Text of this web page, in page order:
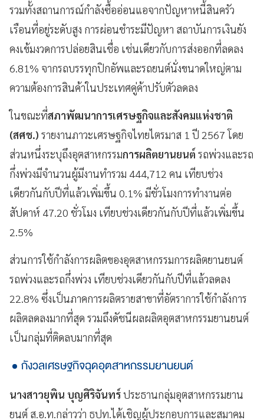
รวมทั้งสถานการณ์กำลังซื้ออ่อนแอจากปัญหาหนี้สินครัว
เรือนที่อยู่ระดับสูง การผ่อนชำระมีปัญหา สถาบันการเงินยัง
คงเข้มงวดการปล่อยสินเชื่อ เช่นเดียวกับการส่งออกที่ลดลง
6.81% จากรถบรรทุกปิกอัพและรถยนต์นั่งขนาดใหญ่ตาม
ความต้องการสินค้าในประเทศคู่ค้าปรับตัวลดลง
ในขณะที่สภาพัฒนาการเศรษฐกิจและสังคมแห่งชาติ
(สศช.) รายงานภาวะเศรษฐกิจไทยไตรมาส 1 ปี 2567 โดย
ส่วนหนึ่งระบุถึงอุตสาหกรรมการผลิตยานยนต์ รถพ่วงและรถ
กึ่งพ่วงมีจำนวนผู้มีงานทำรวม 444,712 คน เทียบช่วง
เดียวกันกับปีที่แล้วเพิ่มขึ้น 0.1% มีชั่วโมงการทำงานต่อ
สัปดาห์ 47.20 ชั่วโมง เทียบช่วงเดียวกันกับปีที่แล้วเพิ่มขึ้น
2.5%
ส่วนการใช้กำลังการผลิตของอุตสาหกรรมการผลิตยานยนต์
รถพ่วงและรถกึ่งพ่วง เทียบช่วงเดียวกันกับปีที่แล้วลดลง
22.8% ซึ่งเป็นภาคการผลิตรายสาขาที่อัตราการใช้กำลังการ
ผลิตลดลงมากที่สุด รวมถึงดัชนีผลผลิตอุตสาหกรรมยานยนต์
เป็นกลุ่มที่ติดลบมากที่สุด
กังวลเศรษฐกิจฉุดอุตสาหกรรมยานยนต์
นางสาวยุพิน บุญศิริจันทร์ประธานกลุ่มอุตสาหกรรมยาน
ยนต์ ส.อ.ท.กล่าวว่า ธปท.ได้เชิญผู้ประกอบการและสมาคม